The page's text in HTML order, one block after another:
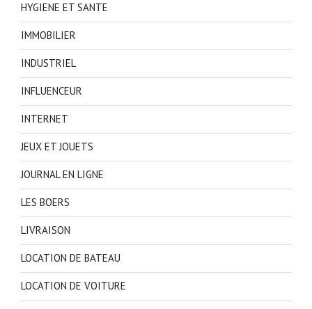
HYGIENE ET SANTE
IMMOBILIER
INDUSTRIEL
INFLUENCEUR
INTERNET
JEUX ET JOUETS
JOURNAL EN LIGNE
LES BOERS
LIVRAISON
LOCATION DE BATEAU
LOCATION DE VOITURE